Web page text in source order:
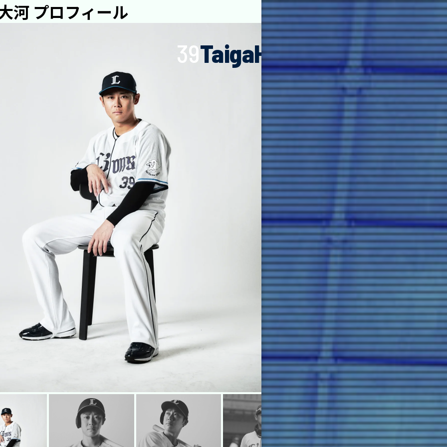
河 プロフィール
39TaigaHirasawa